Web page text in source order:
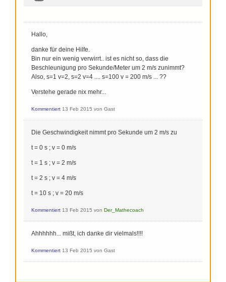
Hallo,
danke für deine Hilfe.
Bin nur ein wenig verwirrt.. ist es nicht so, dass die
Beschleunigung pro Sekunde/Meter um 2 m/s zunimmt?
Also, s=1 v=2, s=2 v=4 .... s=100 v = 200 m/s ... ??
Verstehe gerade nix mehr...
Kommentiert 13 Feb 2015 von Gast
Die Geschwindigkeit nimmt pro Sekunde um 2 m/s zu
t = 0 s ; v = 0 m/s
t = 1 s ; v = 2 m/s
t = 2 s ; v = 4 m/s
t = 10 s ; v = 20 m/s
Kommentiert 13 Feb 2015 von Der_Mathecoach
Ahhhhhh... mißt, ich danke dir vielmals!!!!
Kommentiert 13 Feb 2015 von Gast